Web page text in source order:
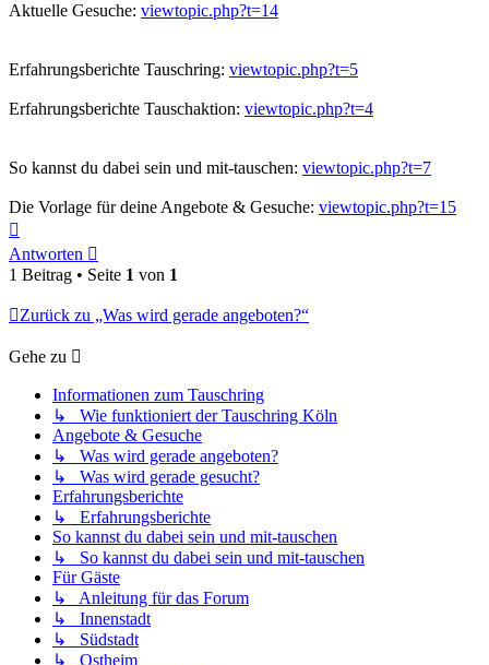
Aktuelle Gesuche: viewtopic.php?t=14
Erfahrungsberichte Tauschring: viewtopic.php?t=5
Erfahrungsberichte Tauschaktion: viewtopic.php?t=4
So kannst du dabei sein und mit-tauschen: viewtopic.php?t=7
Die Vorlage für deine Angebote & Gesuche: viewtopic.php?t=15
oben
Antworten
1 Beitrag • Seite 1 von 1
Zurück zu „Was wird gerade angeboten?“
Gehe zu
Informationen zum Tauschring
↳ Wie funktioniert der Tauschring Köln
Angebote & Gesuche
↳ Was wird gerade angeboten?
↳ Was wird gerade gesucht?
Erfahrungsberichte
↳ Erfahrungsberichte
So kannst du dabei sein und mit-tauschen
↳ So kannst du dabei sein und mit-tauschen
Für Gäste
↳ Anleitung für das Forum
↳ Innenstadt
↳ Südstadt
↳ Ostheim